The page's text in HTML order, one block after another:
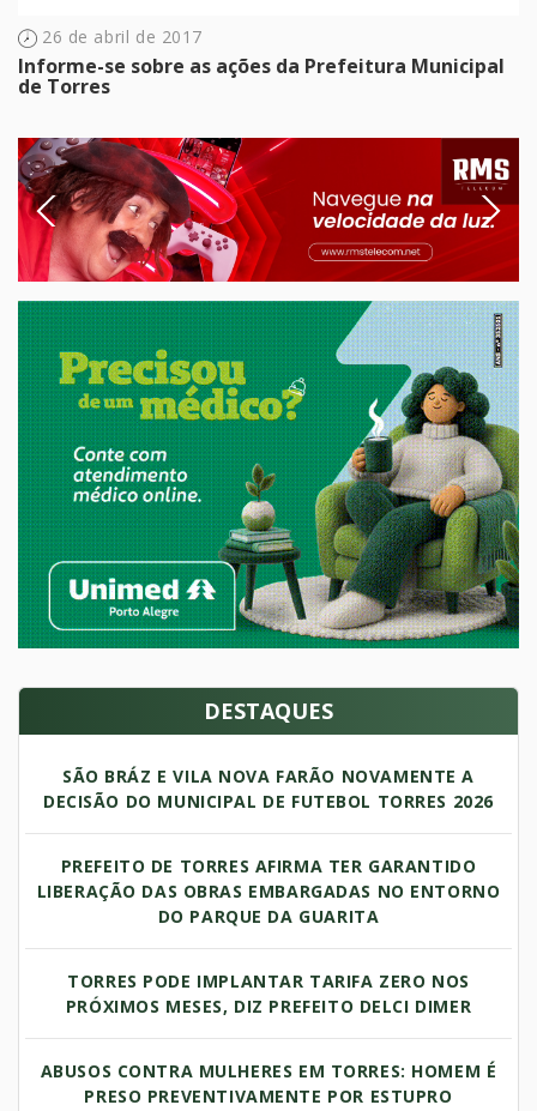
26 de abril de 2017
Informe-se sobre as ações da Prefeitura Municipal
de Torres
Previous Next
DESTAQUES
SÃO BRÁZ E VILA NOVA FARÃO NOVAMENTE A
DECISÃO DO MUNICIPAL DE FUTEBOL TORRES 2026
PREFEITO DE TORRES AFIRMA TER GARANTIDO
LIBERAÇÃO DAS OBRAS EMBARGADAS NO ENTORNO
DO PARQUE DA GUARITA
TORRES PODE IMPLANTAR TARIFA ZERO NOS
PRÓXIMOS MESES, DIZ PREFEITO DELCI DIMER
ABUSOS CONTRA MULHERES EM TORRES: HOMEM É
PRESO PREVENTIVAMENTE POR ESTUPRO